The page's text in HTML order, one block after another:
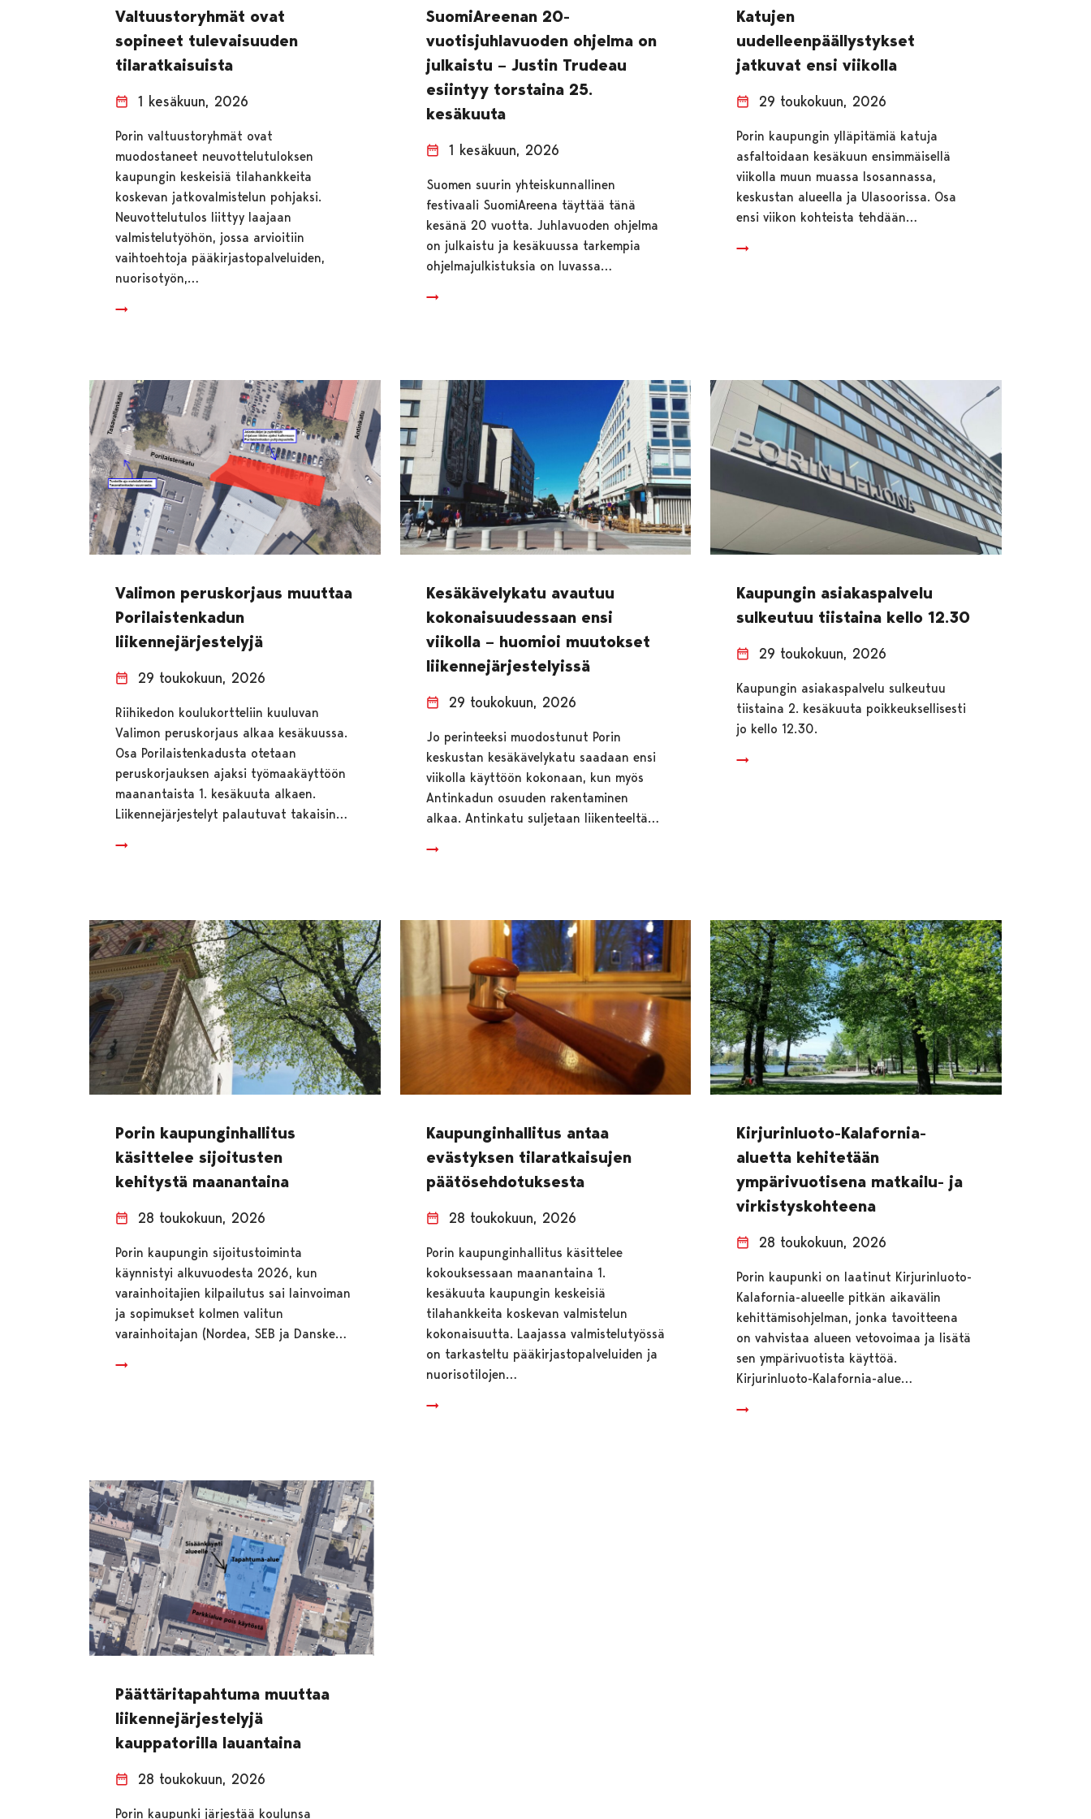
Valtuustoryhmät ovat
sopineet tulevaisuuden
tilaratkaisuista
1 kesäkuun, 2026
Porin valtuustoryhmät ovat
muodostaneet neuvottelutuloksen
kaupungin keskeisiä tilahankkeita
koskevan jatkovalmistelun pohjaksi.
Neuvottelutulos liittyy laajaan
valmistelutyöhön, jossa arvioitiin
vaihtoehtoja pääkirjastopalveluiden,
nuorisotyön,…
SuomiAreenan 20-
vuotisjuhlavuoden ohjelma on
julkaistu – Justin Trudeau
esiintyy torstaina 25.
kesäkuuta
1 kesäkuun, 2026
Suomen suurin yhteiskunnallinen
festivaali SuomiAreena täyttää tänä
kesänä 20 vuotta. Juhlavuoden ohjelma
on julkaistu ja kesäkuussa tarkempia
ohjelmajulkistuksia on luvassa…
Katujen
uudelleenpäällystykset
jatkuvat ensi viikolla
29 toukokuun, 2026
Porin kaupungin ylläpitämiä katuja
asfaltoidaan kesäkuun ensimmäisellä
viikolla muun muassa Isosannassa,
keskustan alueella ja Ulasoorissa. Osa
ensi viikon kohteista tehdään…
Valimon peruskorjaus muuttaa
Porilaistenkadun
liikennejärjestelyjä
29 toukokuun, 2026
Riihikedon koulukortteliin kuuluvan
Valimon peruskorjaus alkaa kesäkuussa.
Osa Porilaistenkadusta otetaan
peruskorjauksen ajaksi työmaakäyttöön
maanantaista 1. kesäkuuta alkaen.
Liikennejärjestelyt palautuvat takaisin…
Kesäkävelykatu avautuu
kokonaisuudessaan ensi
viikolla – huomioi muutokset
liikennejärjestelyissä
29 toukokuun, 2026
Jo perinteeksi muodostunut Porin
keskustan kesäkävelykatu saadaan ensi
viikolla käyttöön kokonaan, kun myös
Antinkadun osuuden rakentaminen
alkaa. Antinkatu suljetaan liikenteeltä…
Kaupungin asiakaspalvelu
sulkeutuu tiistaina kello 12.30
29 toukokuun, 2026
Kaupungin asiakaspalvelu sulkeutuu
tiistaina 2. kesäkuuta poikkeuksellisesti
jo kello 12.30.
Porin kaupunginhallitus
käsittelee sijoitusten
kehitystä maanantaina
28 toukokuun, 2026
Porin kaupungin sijoitustoiminta
käynnistyi alkuvuodesta 2026, kun
varainhoitajien kilpailutus sai lainvoiman
ja sopimukset kolmen valitun
varainhoitajan (Nordea, SEB ja Danske…
Kaupunginhallitus antaa
evästyksen tilaratkaisujen
päätösehdotuksesta
28 toukokuun, 2026
Porin kaupunginhallitus käsittelee
kokouksessaan maanantaina 1.
kesäkuuta kaupungin keskeisiä
tilahankkeita koskevan valmistelun
kokonaisuutta. Laajassa valmistelutyössä
on tarkasteltu pääkirjastopalveluiden ja
nuorisotilojen…
Kirjurinluoto-Kalafornia-
aluetta kehitetään
ympärivuotisena matkailu- ja
virkistyskohteena
28 toukokuun, 2026
Porin kaupunki on laatinut Kirjurinluoto-
Kalafornia-alueelle pitkän aikavälin
kehittämisohjelman, jonka tavoitteena
on vahvistaa alueen vetovoimaa ja lisätä
sen ympärivuotista käyttöä.
Kirjurinluoto-Kalafornia-alue…
Päättäritapahtuma muuttaa
liikennejärjestelyjä
kauppatorilla lauantaina
28 toukokuun, 2026
Porin kaupunki järjestää koulunsa